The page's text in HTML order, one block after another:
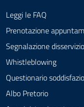
Leggi le FAQ
Prenotazione
Segnalazione disservizio
Whistleblowing
Questionario
Albo Pretorio